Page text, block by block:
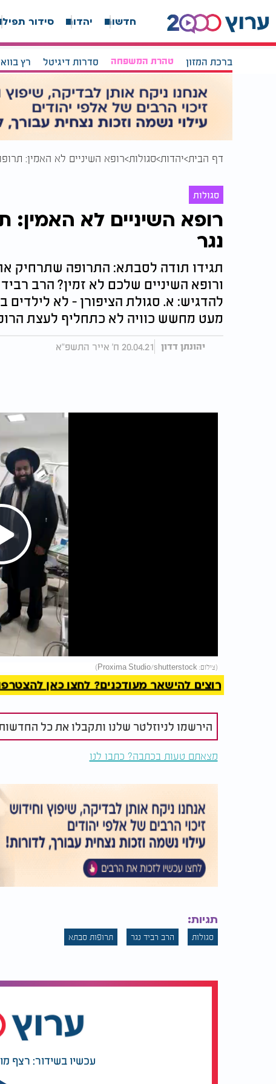
חדשות יהדות סידור
ברכת המזון טהרת המשפחה סדרות דיגיטל רץ
דף הבית יהדות סגולות רופא השיניים לא האמין:
סגולות
רופא השיניים לא
נגר
תגידו תודה לסבתא: התרופה שתרחיק
ורופא השיניים שלכם לא זמין? הרב
להדגיש: א. סגולת הציפורן - לא לילדים
מעט מחשש כוויה לא כתחליף לעצת
יהונתן דדון 20.04.21 ח' אייר התשפ"א
Play
Video
(צילום: Proxima Studio/shutterstock)
להמשך
רוצים להישאר מעודכנים? לחצו כאן להצטרפות
הירשמו לניוזלטר שלנו ותקבלו את כל
מצאתם טעות בכתבה? כתבו לנו
תגיות:
סגולות הרב רביד נגר תרופות סבתא
עכשיו בשידור: רצף